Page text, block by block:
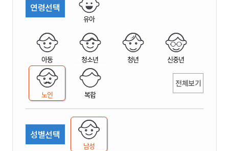
연령선택
유아
아동 청소년 청년 신중년
노인 복합
전체보기
성별선택
남성